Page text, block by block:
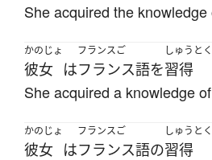
She acquired the knowledge
かのじょ
彼女 は
フランスご
フランス語を
しゅうとく
習得
She acquired a knowledge
かのじょ
彼女 は
フランスご
フランス語の
しゅうとく
習得